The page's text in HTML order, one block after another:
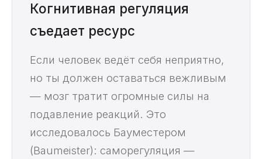
Когнитивная регуляция
съедает ресурс
Если человек ведёт себя неприятно,
но ты должен оставаться вежливым
— мозг тратит огромные силы на
подавление реакций. Это
исследовалось Бауместером
(Baumeister): саморегуляция —